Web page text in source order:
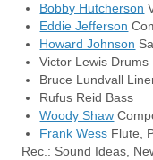
Bobby Hutcherson
Eddie Jefferson
Howard Johnson
Victor Lewis Drums
Bruce Lundvall
Rufus Reid Bass
Woody Shaw
Frank Wess Flute,
Rec.: Sound Ideas,